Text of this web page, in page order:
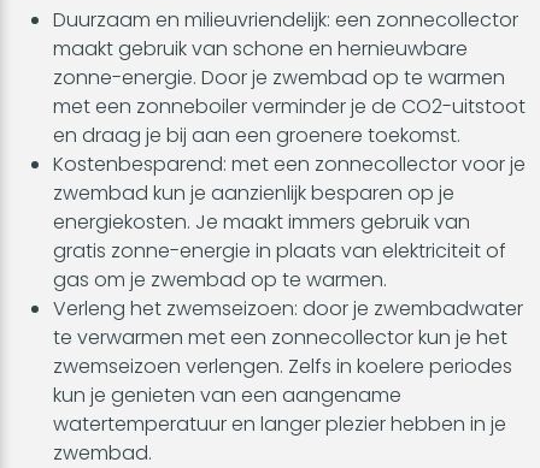
Duurzaam en milieuvriendelijk: een zonnecollector
maakt gebruik van schone en hernieuwbare
zonne-energie. Door je zwembad op te warmen
met een zonneboiler verminder je de CO2-uitstoot
en draag je bij aan een groenere toekomst.
Kostenbesparend: met een zonnecollector voor je
zwembad kun je aanzienlijk besparen op je
energiekosten. Je maakt immers gebruik van
gratis zonne-energie in plaats van elektriciteit of
gas om je zwembad op te warmen.
Verleng het zwemseizoen: door je zwembadwater
te verwarmen met een zonnecollector kun je het
zwemseizoen verlengen. Zelfs in koelere periodes
kun je genieten van een aangename
watertemperatuur en langer plezier hebben in je
zwembad.